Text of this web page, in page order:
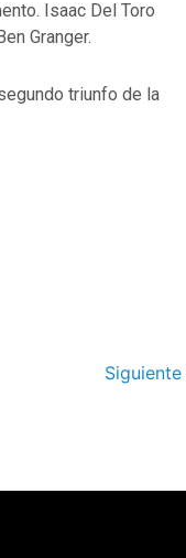
Isaac Del Toro
Granger.
triunfo de la